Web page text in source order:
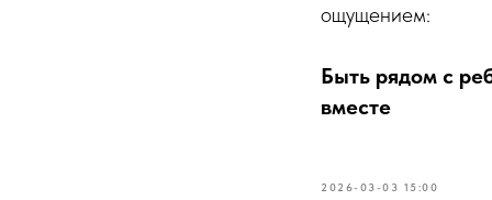
ощущением:
Быть рядом с
вместе
2026-03-03 15:00